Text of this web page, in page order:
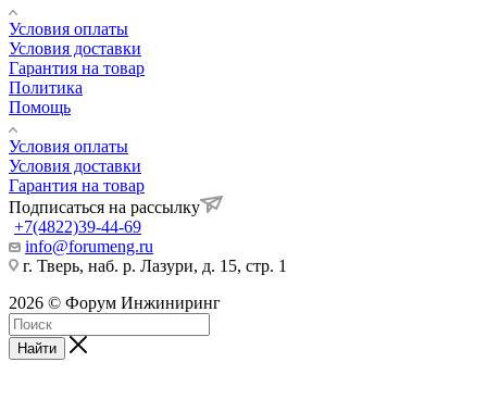
Условия оплаты
Условия доставки
Гарантия на товар
Политика
Помощь
Условия оплаты
Условия доставки
Гарантия на товар
Подписаться на рассылку
+7(4822)39-44-69
info@forumeng.ru
г. Тверь, наб. р. Лазури, д. 15, стр. 1
2026 © Форум Инжиниринг
Найти